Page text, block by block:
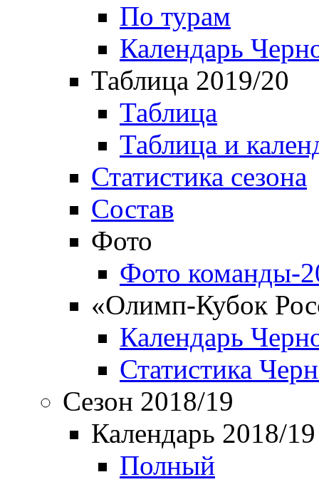
По турам
Календарь
Таблица 2019/20
Таблица
Таблица и
Статистика сезона
Состав
Фото
Фото команды-
«Олимп-Кубок
Календарь
Статистика
Сезон 2018/19
Календарь 2018/19
Полный